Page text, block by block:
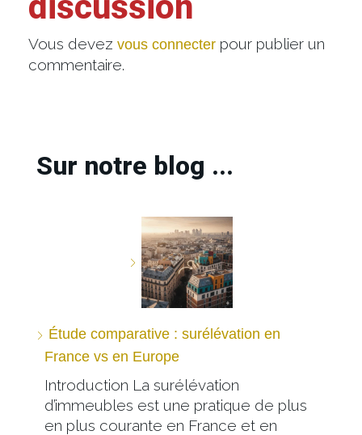
Vous devez vous connecter pour publier un
commentaire.
Sur notre blog ...
Étude comparative : surélévation en
France vs en Europe
Introduction La surélévation
d’immeubles est une pratique de plus
en plus courante en France et en